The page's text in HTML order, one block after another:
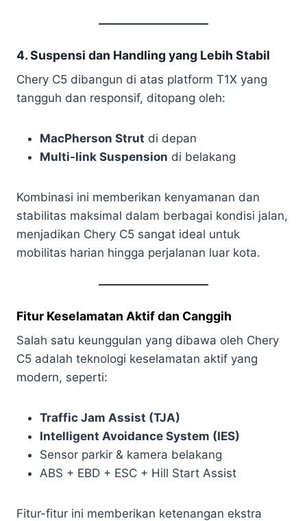
4. Suspensi dan Handling yang Lebih Stabil
Chery C5 dibangun di atas platform T1X yang
tangguh dan responsif, ditopang oleh:
MacPherson Strut di depan
Multi-link Suspension di belakang
Kombinasi ini memberikan kenyamanan dan
stabilitas maksimal dalam berbagai kondisi jalan,
menjadikan Chery C5 sangat ideal untuk
mobilitas harian hingga perjalanan luar kota.
Fitur Keselamatan Aktif dan Canggih
Salah satu keunggulan yang dibawa oleh Chery
C5 adalah teknologi keselamatan aktif yang
modern, seperti:
Traffic Jam Assist (TJA)
Intelligent Avoidance System (IES)
Sensor parkir & kamera belakang
ABS + EBD + ESC + Hill Start Assist
Fitur-fitur ini memberikan ketenangan ekstra